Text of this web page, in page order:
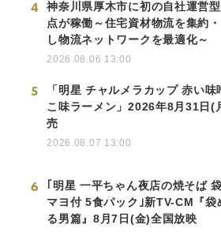
4
神奈川県厚木市に初の自社運営
点が稼働～住宅資材物流を集約
し物流ネットワークを最適化～
2026.08.06 13:00
5
「明星 チャルメラカップ 赤い味
こ味ラーメン」2026年8月31日(
売
2026.08.07 13:00
6
｢明星 一平ちゃん夜店の焼そば
マヨ付 5食パック｣新TV-CM『袋
る男篇』8月7日(金)全国放映